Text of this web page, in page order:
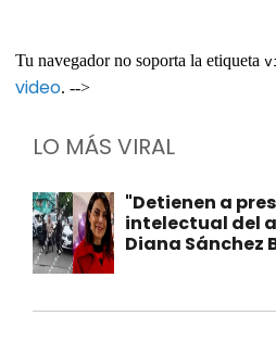
Tu navegador no soporta la etiqueta
video. -->
LO MÁS VIRAL
"Detienen a
intelectual del
Diana Sánchez